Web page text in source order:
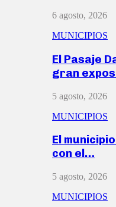
6 agosto, 2026
MUNICIPIOS
El Pasaje
gran
5 agosto, 2026
MUNICIPIOS
El
con el…
5 agosto, 2026
MUNICIPIOS